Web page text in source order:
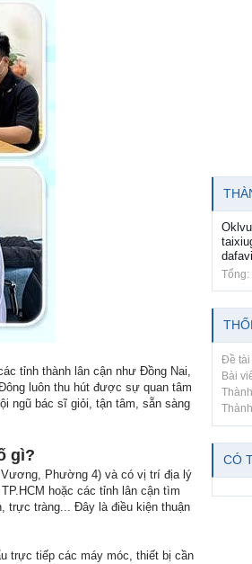
tỉnh thành lân cận như Đồng Nai,
luôn thu hút được sự quan tâm
ngũ bác sĩ giỏi, tận tâm, sẵn sàng
gì?
Vương, Phường 4) và có vị trí địa lý
hoặc các tỉnh lân cận tìm
trực tràng... Đây là điều kiện thuận
trực tiếp các máy móc, thiết bị cần
Tổng:
Đề tài
Bài
CÓ